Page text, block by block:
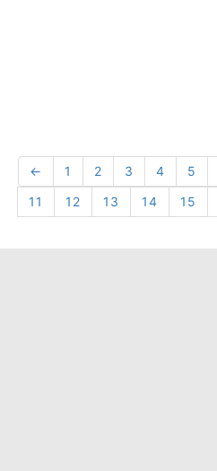
← 1 2 3 4 5
11
12 13 14 15